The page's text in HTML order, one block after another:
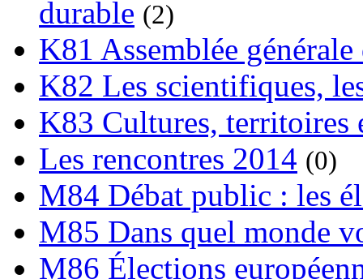
durable (2)
K81 Assemblée
K82 Les scientifiques,
K83 Cultures, territoires
Les rencontres 2014 (0)
M84 Débat public : les
M85 Dans quel monde
M86 Élections